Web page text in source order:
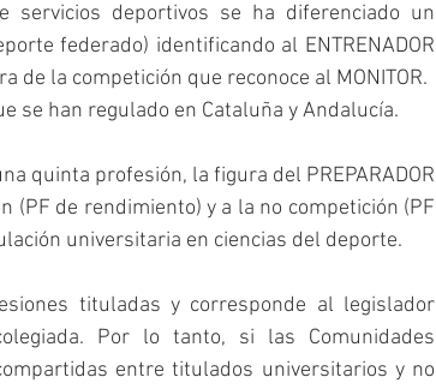
servicios deportivos se ha diferenciado un
federado) identificando al ENTRENADOR
la competición que reconoce al MONITOR.
se han regulado en Cataluña y Andalucía.
quinta profesión, la figura del PREPARADOR
(PF de rendimiento) y a la no competición (PF
universitaria en ciencias del deporte.
tituladas y corresponde al legislador
Por lo tanto, si las Comunidades
entre titulados universitarios y no